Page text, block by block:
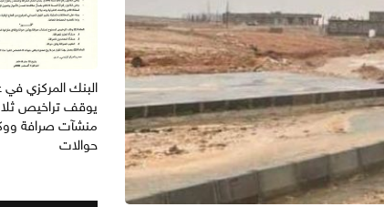
البنك المركزي
يوقف تراخيص
منشآت صرافة
حوالات